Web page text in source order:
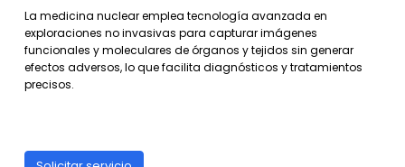
La medicina nuclear emplea tecnología avanzada en
exploraciones no invasivas para capturar imágenes
funcionales y moleculares de órganos y tejidos sin generar
efectos adversos, lo que facilita diagnósticos y tratamientos
precisos.